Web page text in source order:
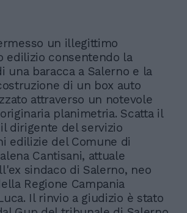
un illegittimo
edilizio consentendo la
una baracca a Salerno e la
di un box auto
attraverso un notevole
planimetria. Scatta il
dirigente del servizio
edilizie del Comune di
Cantisani, attuale
sindaco di Salerno, neo
Regione Campania
Il rinvio a giudizio è stato